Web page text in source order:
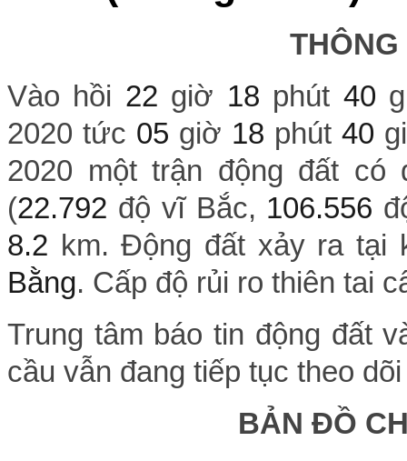
Vào hồi 22 giờ 18 phút 40
2020 tức 05 giờ 18 phút 40
2020 một trận động đất
(22.792 độ vĩ Bắc, 106.556
8.2 km. Động đất xảy ra tại
Bằng. Cấp độ rủi ro thiên tai
Trung tâm báo tin động đất
cầu vẫn đang tiếp tục theo
BẢN ĐỒ